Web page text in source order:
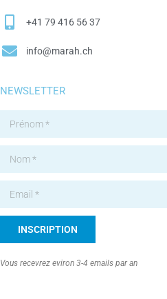
+41 79 416 56 37
info@marah.ch
NEWSLETTER
INSCRIPTION
Vous recevrez eviron 3-4 emails par an